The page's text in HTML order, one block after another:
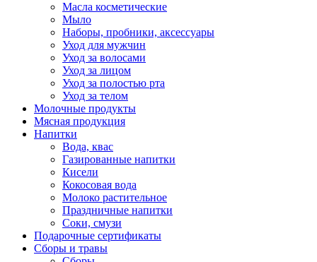
Масла косметические
Мыло
Наборы, пробники, аксессуары
Уход для мужчин
Уход за волосами
Уход за лицом
Уход за полостью рта
Уход за телом
Молочные продукты
Мясная продукция
Напитки
Вода, квас
Газированные напитки
Кисели
Кокосовая вода
Молоко растительное
Праздничные напитки
Соки, смузи
Подарочные сертификаты
Сборы и травы